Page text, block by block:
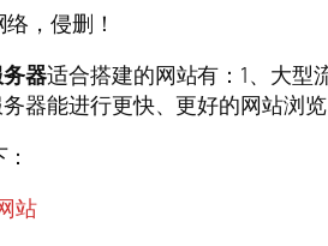
，侵删！
器适合搭建的网站有：1、大型
器能进行更快、更好的网站浏
站